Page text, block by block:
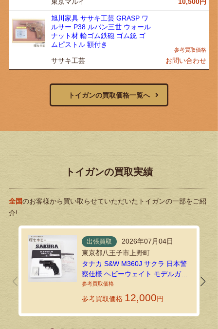
旭川家具 ササキ工芸 GRASP ワ
ルサー P38 ルパン三世 ウォール
ナット材 輪ゴム鉄砲 ゴム銃 ゴ
ムピストル 額付き
ササキ工芸 お問い合わせ
トイガンの買取価格一覧へ
トイガンの買取実績
全国のお客様から買い取らせていただいたトイガンの一部をご紹
介!
出張買取
2026年07月04日
東京都八王子市上野町
タナカ S&W M360J サクラ 日本警
察仕様 ヘビーウェイト モデルガン
を出張買取しました
参考買取価格 12,000円